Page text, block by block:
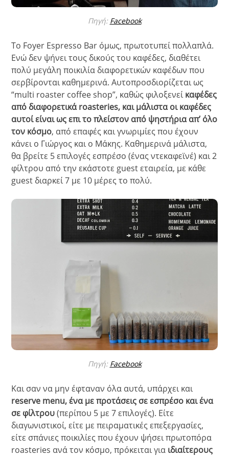
Πηγή: Facebook
Το Foyer Espresso Bar όμως, πρωτοτυπεί πολλαπλά.
Ενώ δεν ψήνει τους δικούς του καφέδες, διαθέτει
πολύ μεγάλη ποικιλία διαφορετικών καφέδων που
σερβίρονται καθημερινά. Αυτοπροσδιορίζεται ως
“multi roaster coffee shop”, καθώς φιλοξενεί καφέδες
από διαφορετικά roasteries, και μάλιστα οι καφέδες
αυτοί είναι ως επι το πλείστον από ψηστήρια απ’ όλο
τον κόσμο, από επαφές και γνωριμίες που έχουν
κάνει ο Γιώργος και ο Μάκης. Καθημερινά μάλιστα,
θα βρείτε 5 επιλογές εσπρέσο (ένας ντεκαφεϊνέ) και 2
φίλτρου από την εκάστοτε guest εταιρεία, με κάθε
guest διαρκεί 7 με 10 μέρες το πολύ.
Πηγή: Facebook
Και σαν να μην έφταναν όλα αυτά, υπάρχει και
reserve menu, ένα με προτάσεις σε εσπρέσο και ένα
σε φίλτρου(περίπου 5 με 7 επιλογές). Είτε
διαγωνιστικοί, είτε με πειραματικές επεξεργασίες,
είτε σπάνιες ποικιλίες που έχουν ψήσει πρωτοπόρα
roasteries ανά τον κόσμο, πρόκειται για ιδιαίτερους